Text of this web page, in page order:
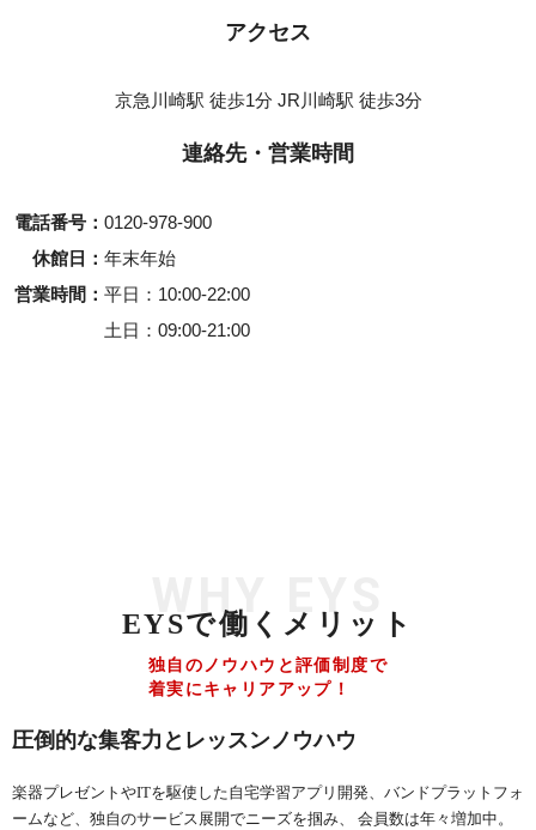
アクセス
京急川崎駅 徒歩1分 JR川崎駅 徒歩3分
連絡先・営業時間
電話番号
0120-978-900
休館日
年末年始
営業時間
平日
10:00-22:00
土日
09:00-21:00
EYSで働くメリット
WHY EYS
独自のノウハウと評価制度で
着実にキャリアアップ！
圧倒的な集客力とレッスンノウハウ
楽器プレゼントやITを駆使した自宅学習アプリ開発、バンドプラットフォ
ームなど、独自のサービス展開でニーズを掴み、 会員数は年々増加中。